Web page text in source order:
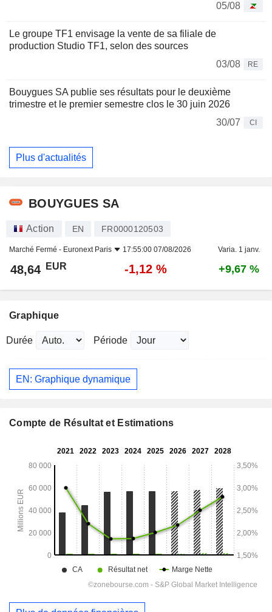
05/08
Le groupe TF1 envisage la vente de sa filiale de
production Studio TF1, selon des sources
03/08
RE
Bouygues SA publie ses résultats pour le deuxième
trimestre et le premier semestre clos le 30 juin 2026
30/07
CI
Plus d'actualités
BOUYGUES SA
Action EN FR0000120503
Marché Fermé - Euronext Paris 17:55:00 07/08/2026 Varia. 1 janv.
48,64 EUR -1,12 % +9,67 %
Graphique
Durée Période
EN: Graphique dynamique
Compte de Résultat et Estimations